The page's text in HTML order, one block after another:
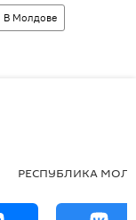
В Молдове
РЕСПУБЛИКА